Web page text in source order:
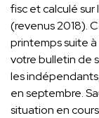
fisc et calculé
(revenus 2018).
printemps suite à
votre bulletin de
les
en septembre.
situation en